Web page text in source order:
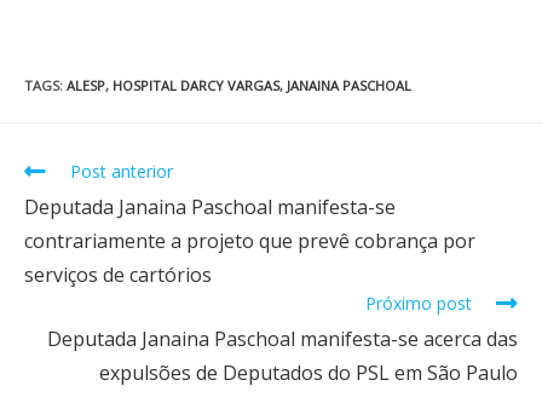
TAGS: ALESP, HOSPITAL DARCY VARGAS, JANAINA PASCHOAL
Post anterior
Deputada Janaina Paschoal manifesta-se
contrariamente a projeto que prevê cobrança por
serviços de cartórios
Próximo post
Deputada Janaina Paschoal manifesta-se acerca das
expulsões de Deputados do PSL em São Paulo